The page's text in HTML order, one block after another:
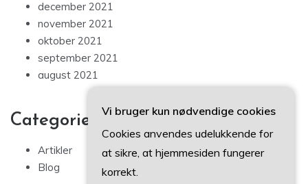
december 2021
november 2021
oktober 2021
september 2021
august 2021
Categories
Artikler
Blog
Vi bruger kun nødvendige cookies
Cookies anvendes udelukkende for
at sikre, at hjemmesiden fungerer
korrekt.